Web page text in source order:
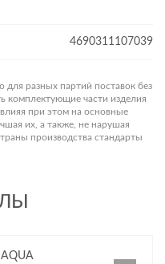
4690311107039
для разных партий поставок без
комплектующие части изделия
при этом на основные
их, а также, не нарушая
производства стандарты